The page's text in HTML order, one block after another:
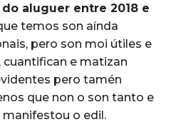
aluguer entre 2018 e
temos son aínda
pero son moi útiles e
e matizan
pero tamén
que non o son tanto e
manifestou o edil.